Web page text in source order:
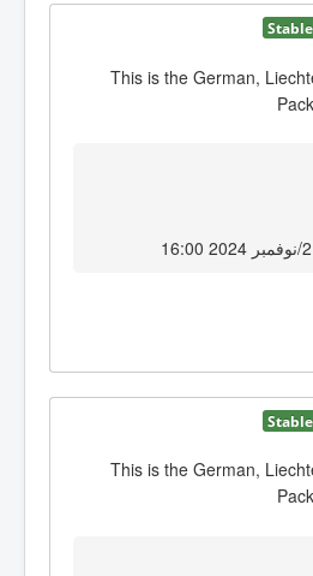
Stable
This is the German,
Stable
This is the German,